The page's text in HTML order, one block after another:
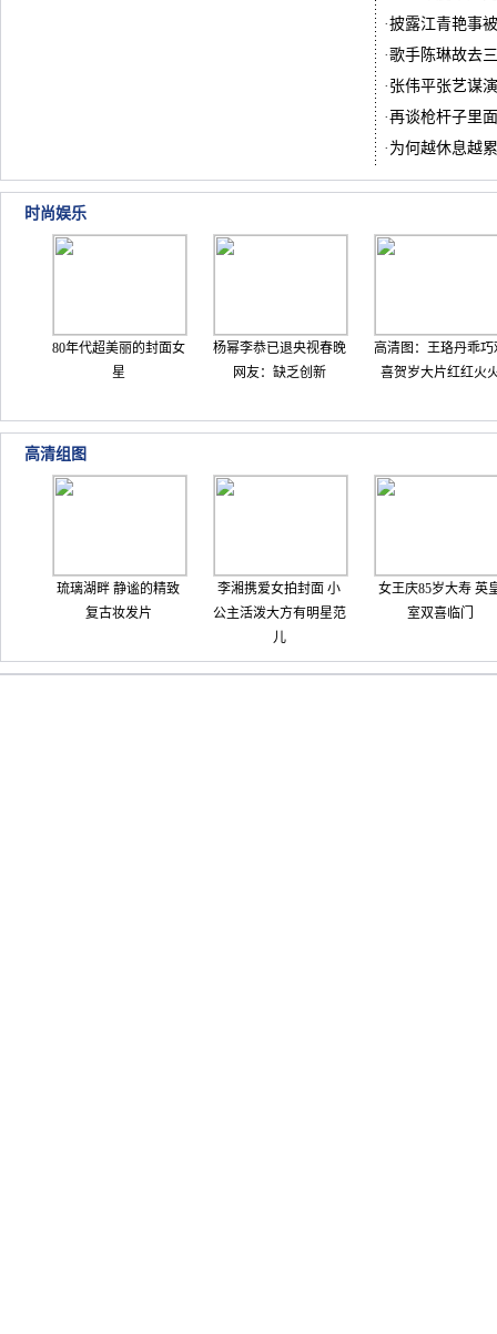
·披露江青艳事
·歌手陈琳故去
· 张伟平张艺谋
·再谈枪杆子里
· 为何越休息越
时尚娱乐
80年代超美丽的封面女
星
杨幂李恭已退央视春晚
网友：缺乏创新
高清图：王珞丹乖巧
喜贺岁大片红红火
高清组图
琉璃湖畔 静谧的精致
复古妆发片
李湘携爱女拍封面 小
公主活泼大方有明星范
儿
女王庆85岁大寿 英
室双喜临门